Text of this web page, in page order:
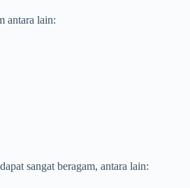
antara lain:
sangat beragam, antara lain: